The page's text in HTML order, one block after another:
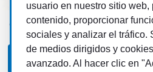
Giahsa MAS Pleno
Pleno
usuario en nuestro sitio web,
contenido, proporcionar
sociales y analizar el tráfico.
de medios dirigidos y
avanzado. Al hacer clic en